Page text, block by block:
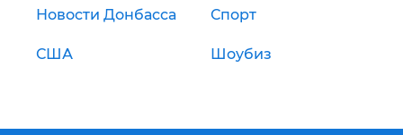
Новости Донбасса Спорт
США Шоубиз